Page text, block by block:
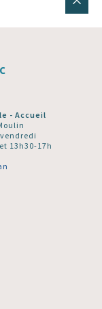
- Accueil
13h30-17h